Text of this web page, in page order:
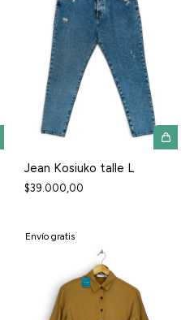
Jean Kosiuko talle L
$39.000,00
Envío gratis